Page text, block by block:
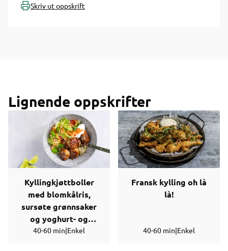
Skriv ut oppskrift
Lignende oppskrifter
Kyllingkjøttboller
med blomkålris,
sursøte grønnsaker
og yoghurt- og
chilisaus
40-60 min|Enkel
Fransk kylling oh là
là!
40-60 min|Enkel